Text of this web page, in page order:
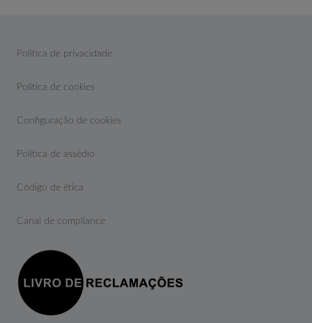
Política de privacidade
Política de cookies
Configuração de cookies
Política de assédio
Código de ética
Canal de compliance